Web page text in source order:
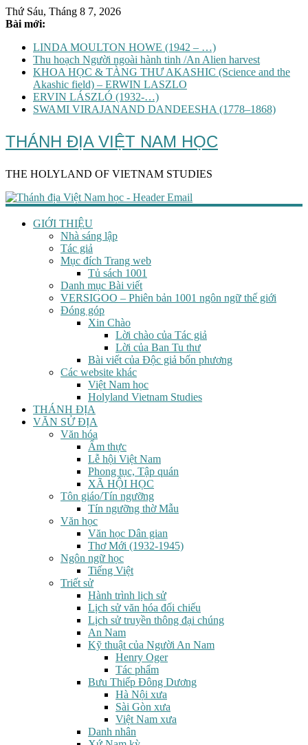
Thứ Sáu, Tháng 8 7, 2026
Bài mới:
LINDA MOULTON HOWE (1942 – …)
Thu hoạch Người ngoài hành tinh /An Alien harvest
KHOA HỌC & TÀNG THƯ AKASHIC (Science and the
Akashic field) – ERWIN LASZLO
ERVIN LÁSZLÓ (1932-…)
SWAMI VIRAJANAND DANDEESHA (1778–1868)
THÁNH ĐỊA VIỆT NAM HỌC
THE HOLYLAND OF VIETNAM STUDIES
GIỚI THIỆU
Nhà sáng lập
Tác giả
Mục đích Trang web
Tủ sách 1001
Danh mục Bài viết
VERSIGOO – Phiên bản 1001 ngôn ngữ thế giới
Đóng góp
Xin Chào
Lời chào của Tác giả
Lời của Ban Tu thư
Bài viết của Độc giả bốn phương
Các website khác
Việt Nam học
Holyland Vietnam Studies
THÁNH ĐỊA
VĂN SỬ ĐỊA
Văn hóa
Ẩm thực
Lễ hội Việt Nam
Phong tục, Tập quán
XÃ HỘI HỌC
Tôn giáo/Tín ngưỡng
Tín ngưỡng thờ Mẫu
Văn học
Văn học Dân gian
Thơ Mới (1932-1945)
Ngôn ngữ học
Tiếng Việt
Triết sử
Hành trình lịch sử
Lịch sử văn hóa đối chiếu
Lịch sử truyền thông đại chúng
An Nam
Kỹ thuật của Người An Nam
Henry Oger
Tác phẩm
Bưu Thiếp Đông Dương
Hà Nội xưa
Sài Gòn xưa
Việt Nam xưa
Danh nhân